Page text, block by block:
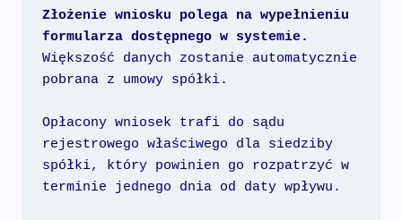
Złożenie wniosku polega na wypełnieniu
formularza dostępnego w systemie.
Większość danych zostanie automatycznie
pobrana z umowy spółki.
Opłacony wniosek trafi do sądu
rejestrowego właściwego dla siedziby
spółki, który powinien go rozpatrzyć w
terminie jednego dnia od daty wpływu.